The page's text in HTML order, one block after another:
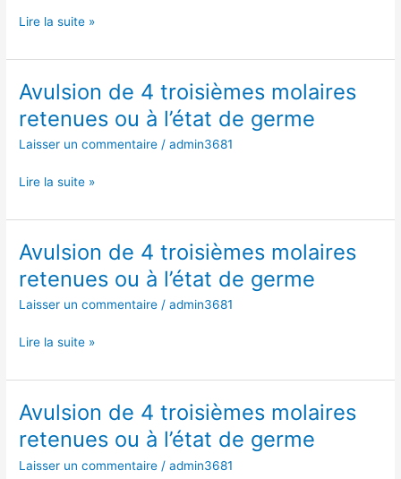
retenues
à
l’état
de
germe
Lire la suite »
Avulsion de 4 troisièmes molaires
retenues ou à l’état de germe
Laisser un commentaire /admin3681
Avulsion
4
troisièmes
retenues
à
l’état
de
germe
Lire la suite »
Avulsion de 4 troisièmes molaires
retenues ou à l’état de germe
Laisser un commentaire /admin3681
Avulsion
4
troisièmes
retenues
l’état
germe
Lire la suite »
Avulsion de 4 troisièmes molaires
retenues ou à l’état de germe
Laisser un commentaire /admin3681
Avulsion
4
troisièmes